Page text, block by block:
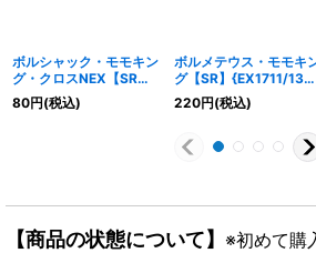
ボルシャック・モモキン
グ・クロスNEX【SR】
{22EX19/130}《火》
80円(税込)
ボルメテウス・モモキ
グ【SR】{EX1711/138}
《火》
220円(税込)
【商品の状態について】 ※初めて購